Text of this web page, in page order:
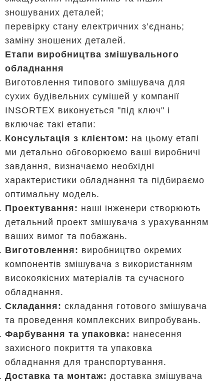
зношуваних деталей;
перевірку стану електричних з’єднань;
заміну зношених деталей.
Етапи виробництва змішувального
обладнання
Виготовлення типового змішувача для
сухих будівельних сумішей у компанії
INSORTEX виконується "під ключ" і
включає такі етапи:
Консультація з клієнтом: на цьому етапі
ми детально обговорюємо ваші виробничі
завдання, визначаємо необхідні
характеристики обладнання та підбираємо
оптимальну модель.
Проектування: наші інженери створюють
детальний проект змішувача з урахуванням
ваших вимог та побажань.
Виготовлення: виробництво окремих
компонентів змішувача з використанням
високоякісних матеріалів та сучасного
обладнання.
Складання: складання готового змішувача
та проведення комплексних випробувань.
Фарбування та упаковка: нанесення
захисного покриття та упаковка
обладнання для транспортування.
Доставка та монтаж: доставка змішувача